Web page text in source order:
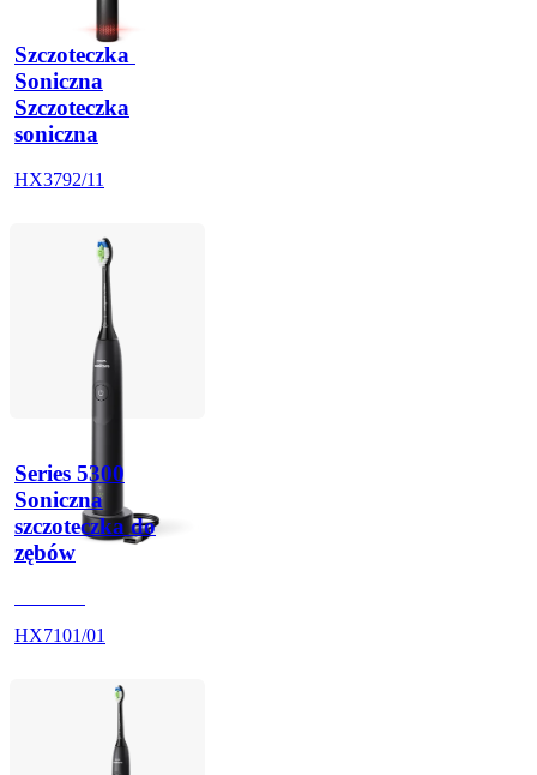
Szczoteczka
Soniczna
Szczoteczka
soniczna
HX3792/11
Series 5300
Soniczna
szczoteczka do
zębów
HX7101/01